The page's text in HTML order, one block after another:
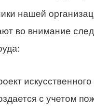
нашей
во внимание
с учетом